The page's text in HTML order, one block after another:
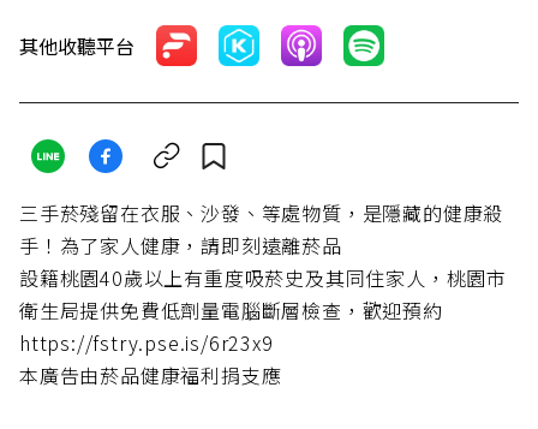
其他收聽平台
三手菸殘留在衣服、沙發、等處物質，是隱藏的健康殺
手！為了家人健康，請即刻遠離菸品
設籍桃園40歲以上有重度吸菸史及其同住家人，桃園市
衛生局提供免費低劑量電腦斷層檢查，歡迎預約
https://fstry.pse.is/6r23x9
本廣告由菸品健康福利捐支應